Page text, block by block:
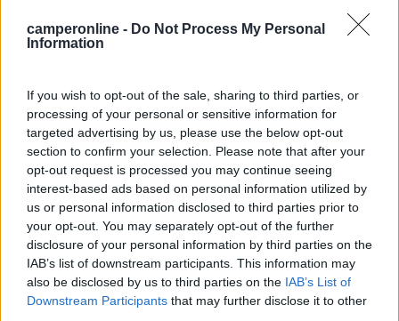
camperonline - Do Not Process My Personal
Information
If you wish to opt-out of the sale, sharing to third parties, or
processing of your personal or sensitive information for
targeted advertising by us, please use the below opt-out
section to confirm your selection. Please note that after your
opt-out request is processed you may continue seeing
interest-based ads based on personal information utilized by
us or personal information disclosed to third parties prior to
your opt-out. You may separately opt-out of the further
disclosure of your personal information by third parties on the
IAB’s list of downstream participants. This information may
also be disclosed by us to third parties on the IAB’s List of
Downstream Participants that may further disclose it to other
Area di sosta (AA)
Azienda Agricola Corona
8,3 19
Servizi / Posizione
A 2 km dal centro cittï¿½ con pista ciclabile, immersa...